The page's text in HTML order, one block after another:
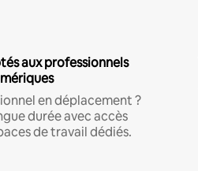
aux professionnels
en déplacement ?
durée avec accès
de travail dédiés.